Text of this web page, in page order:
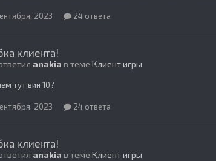
2023 24 ответа
клиента!
anakia в теме Клиент игры
тут вин 10?
2023 24 ответа
клиента!
anakia в теме Клиент игры